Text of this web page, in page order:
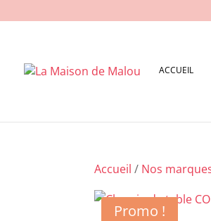
ACCUEIL
Accueil / Nos
Promo !